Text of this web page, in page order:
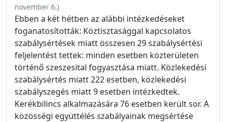
november 6.)
Ebben a két hétben az alábbi intézkedéseket
foganatosították: Köztisztasággal kapcsolatos
szabálysértések miatt összesen 29 szabálysértési
feljelentést tettek: minden esetben közterületen
történő szeszesital fogyasztása miatt. Közlekedési
szabálysértés miatt 222 esetben, közlekedési
szabályszegés miatt 9 esetben intézkedtek.
Kerékbilincs alkalmazására 76 esetben került sor. A
közösségi együttélés szabályainak megsértése